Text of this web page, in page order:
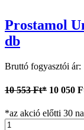
Prostamol
db
Bruttó fogyasztói ár:
10 553 Ft* 10 050
*az akció előtti 30